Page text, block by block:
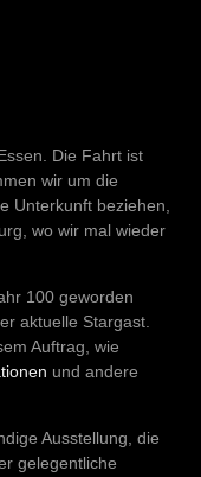
Die Fahrt ist
wir um die
Unterkunft beziehen,
wo wir mal wieder
100 geworden
aktuelle Stargast.
Auftrag, wie
und andere
Ausstellung, die
gelegentliche